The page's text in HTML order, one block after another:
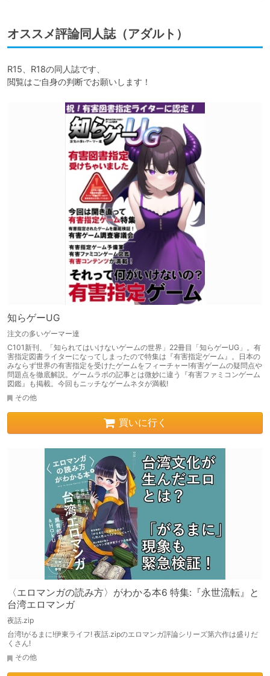
オススメ評論同人誌（アダルト）
R15、R18の同人誌です、
閲覧はご自身の判断でお願いします！
知らゲーUG
注文の多いゲーマー達
C101新刊、「知られてはいけないゲームの世界」22冊目「知らゲーUG」。有
害指定図書ライターになってしまったので特集は『有害指定ゲーム』。日本の
みならず世界の有害指定を受けたゲームをフィーチャー!有害ゲームの疑問点や
問題点を徹底解説。ゲームラボの記事とは微妙に違う『有害ファミコンゲーム
図鑑』も掲載。今回もニッチなゲームネタが満載!
その他
買いに行く
〈エロマンガの読み方〉がわかる本6 特集:『永世流転』と
台湾エロマンガ
夜話.zip
台湾!がるまに!伊東ライフ! 夜話.zipのエロマンガ評論シリーズ第六作は盛りだ
くさん!
その他